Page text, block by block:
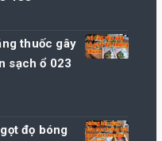
thuốc gây
sạch ổ 023
đọ bóng